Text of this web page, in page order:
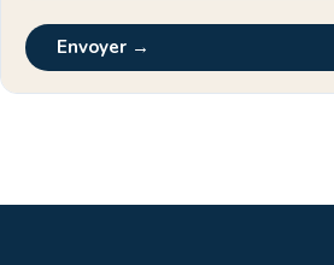
Envoyer →